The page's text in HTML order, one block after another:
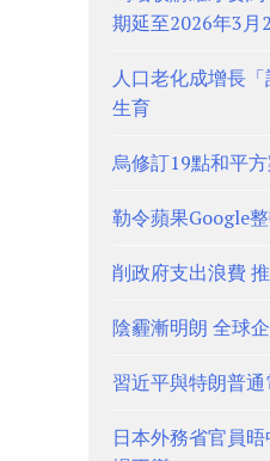
期延至2026年3月
人口老化成增長
生育
烏修訂19點和平
勒令蘋果Google
削政府支出浪費
陰霾漸明朗 全球
習近平與特朗普
日本外務省官員